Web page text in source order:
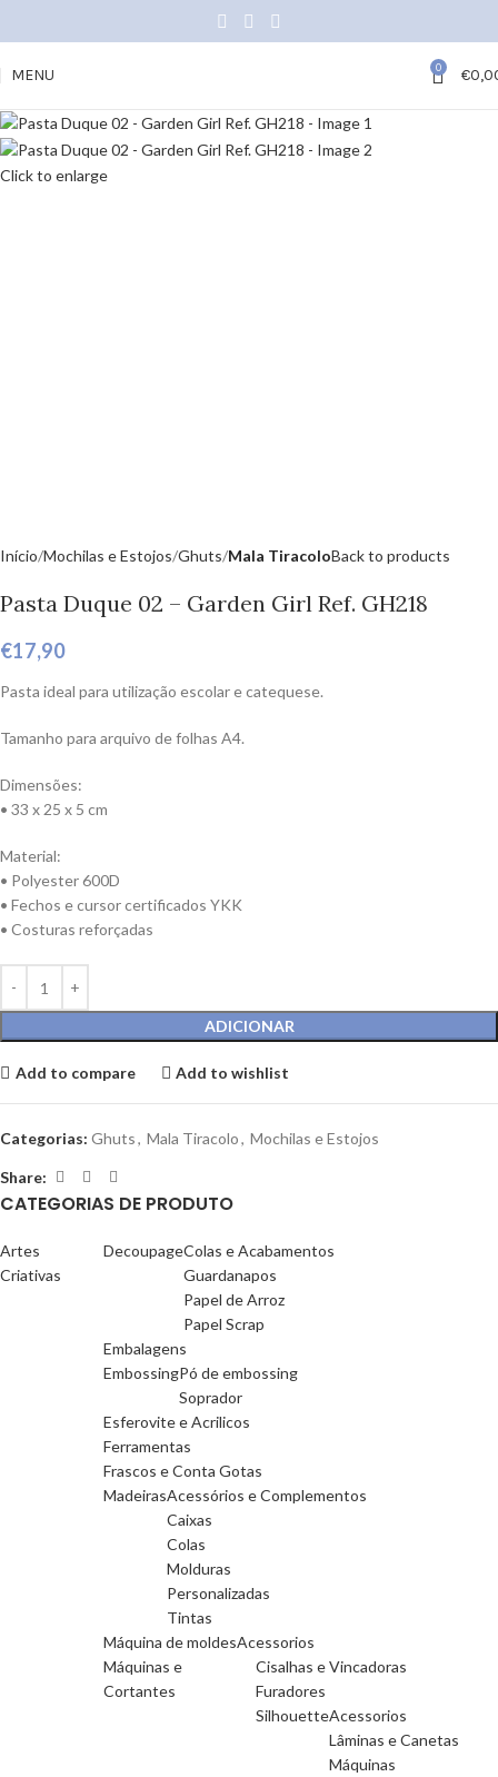
MENU 0 €
Click to enlarge
Início Mochilas e Estojos Ghuts Mala TiracoloBack to products
Pasta Duque 02 – Garden Girl Ref. GH218
€17,90
Pasta ideal para utilização escolar e catequese.
Tamanho para arquivo de folhas A4.
Dimensões:
• 33 x 25 x 5 cm
Material:
• Polyester 600D
• Fechos e cursor certificados YKK
• Costuras reforçadas
ADICIONAR
Add to compare Add to wishlist
Categorias: Ghuts, Mala Tiracolo, Mochilas e Estojos
Share:
CATEGORIAS DE PRODUTO
Artes
Criativas
DecoupageColas e Acabamentos
Guardanapos
Papel de Arroz
Papel Scrap
Embalagens
EmbossingPó de embossing
Soprador
Esferovite e Acrilicos
Ferramentas
Frascos e Conta Gotas
MadeirasAcessórios e Complementos
Caixas
Colas
Molduras
Personalizadas
Tintas
Máquina de moldesAcessorios
Máquinas e
Cortantes
Cisalhas e Vincadoras
Furadores
SilhouetteAcessorios
Lâminas e Canetas
Máquinas